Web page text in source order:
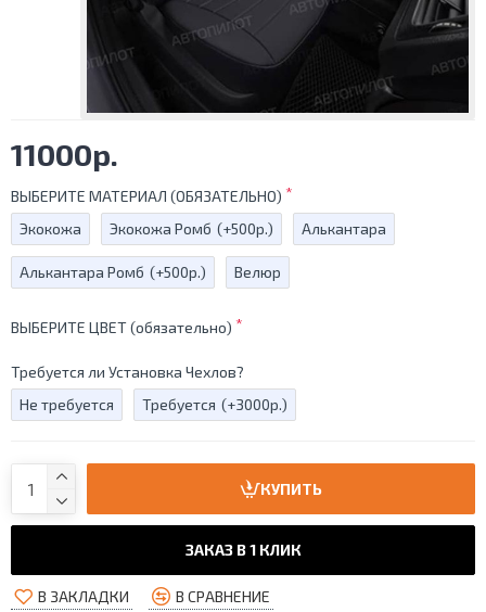
11000р.
ВЫБЕРИТЕ МАТЕРИАЛ (ОБЯЗАТЕЛЬНО)
Экокожа
Экокожа Ромб (+500р.) Алькантара
Алькантара Ромб (+500р.) Велюр
ВЫБЕРИТЕ ЦВЕТ (обязательно)
Требуется ли Установка Чехлов?
Не требуется
Требуется (+3000р.)
КУПИТЬ
ЗАКАЗ В 1 КЛИК
В ЗАКЛАДКИ В СРАВНЕНИЕ